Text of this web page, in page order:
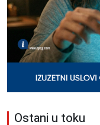
Ostani u toku